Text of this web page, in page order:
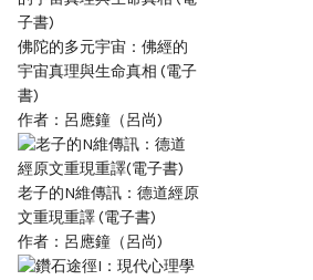
佛陀的多元宇宙：佛經的
宇宙真理與生命真相 (電子
書)
作者：呂應鐘（呂尚)
老子的N維傳訊：德道經原
文重現重譯 (電子書)
作者：呂應鐘（呂尚)